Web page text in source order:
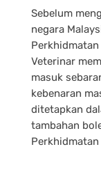
Sebelum
negara
Veterinar
masuk
kebenaran
ditetapkan
tambahan